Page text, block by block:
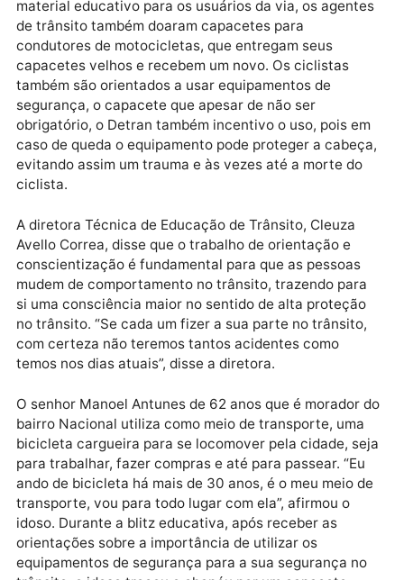
sensibilizar os pedestres, ciclistas, motociclistas e
condutores de veículos, no sentido de agir no
de forma defensiva para prevenir acidentes e
no trânsito.
O diretor geral do Detran, coronel Neil Gonzaga,
explica que além da orientação e distribuição de
material educativo para os usuários da via, os
de trânsito também doaram capacetes para
capacetes velhos e recebem um novo. Os ciclistas
também são orientados a usar equipamentos de
segurança, o capacete que apesar de não ser
obrigatório, o Detran também incentivo o uso, pois
caso de queda o equipamento pode proteger a
evitando assim um trauma e às vezes até a morte do
ciclista.
A diretora Técnica de Educação de Trânsito, Cleuza
Avello Correa, disse que o trabalho de orientação e
conscientização é fundamental para que as pessoas
mudem de comportamento no trânsito, trazendo
si uma consciência maior no sentido de alta
no trânsito. “Se cada um fizer a sua parte no
com certeza não teremos tantos acidentes como
temos nos dias atuais”, disse a diretora.